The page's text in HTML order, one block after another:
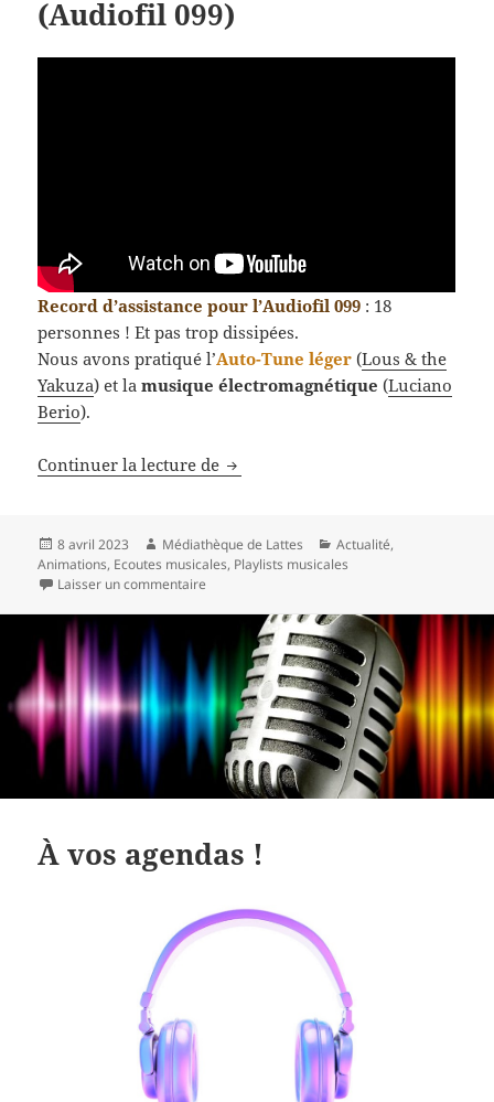
(Audiofil 099)
Record d’assistance pour l’Audiofil 099 : 18
personnes ! Et pas trop dissipées.
Nous avons pratiqué l’Auto-Tune léger (Lous & the
Yakuza) et lamusique électromagnétique (Luciano
Berio).
Continuer la lecture de Retour sur les écoutes musicales
Publié
le
8 avril 2023 Auteur
Médiathèque de Lattes Catégories
Actualité,
Animations, Ecoutes musicales, Playlists musicales
Laisser un commentaire
À vos agendas !